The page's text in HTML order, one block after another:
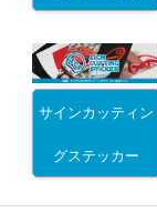
サインカッティン
グステッカー